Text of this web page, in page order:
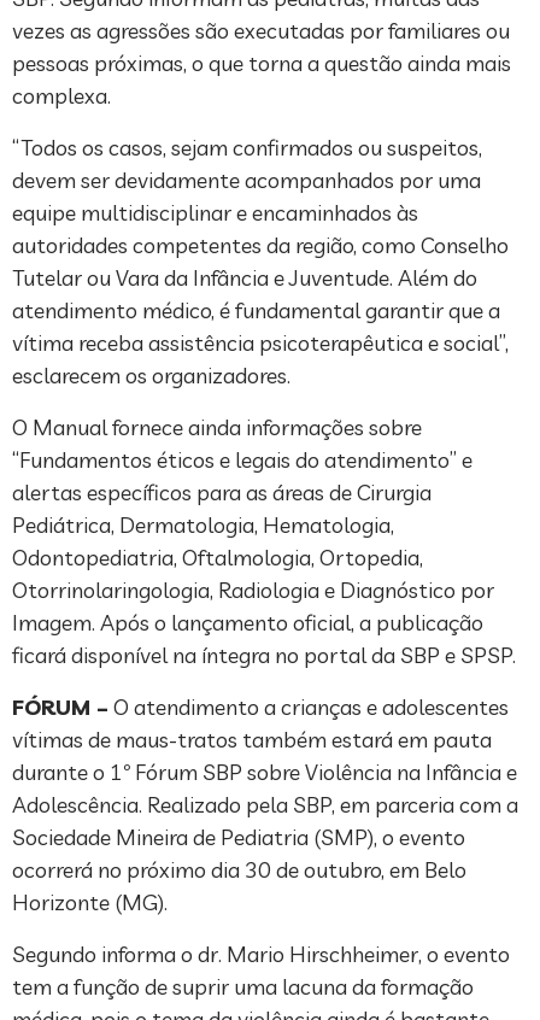
vezes as agressões são executadas por familiares ou
pessoas próximas, o que torna a questão ainda mais
complexa.
“Todos os casos, sejam confirmados ou suspeitos,
devem ser devidamente acompanhados por uma
equipe multidisciplinar e encaminhados às
autoridades competentes da região, como Conselho
Tutelar ou Vara da Infância e Juventude. Além do
atendimento médico, é fundamental garantir que a
vítima receba assistência psicoterapêutica e social”,
esclarecem os organizadores.
O Manual fornece ainda informações sobre
“Fundamentos éticos e legais do atendimento” e
alertas específicos para as áreas de Cirurgia
Pediátrica, Dermatologia, Hematologia,
Odontopediatria, Oftalmologia, Ortopedia,
Otorrinolaringologia, Radiologia e Diagnóstico por
Imagem. Após o lançamento oficial, a publicação
ficará disponível na íntegra no portal da SBP e SPSP.
FÓRUM – O atendimento a crianças e adolescentes
vítimas de maus-tratos também estará em pauta
durante o 1º Fórum SBP sobre Violência na Infância e
Adolescência. Realizado pela SBP, em parceria com a
Sociedade Mineira de Pediatria (SMP), o evento
ocorrerá no próximo dia 30 de outubro, em Belo
Horizonte (MG).
Segundo informa o dr. Mario Hirschheimer, o evento
tem a função de suprir uma lacuna da formação